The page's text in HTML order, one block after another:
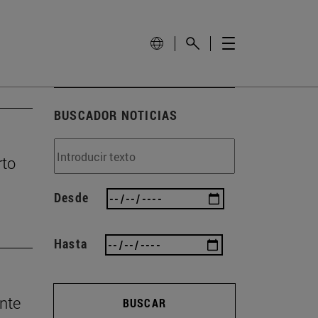
BUSCADOR NOTICIAS
Desde
Hasta
BUSCAR